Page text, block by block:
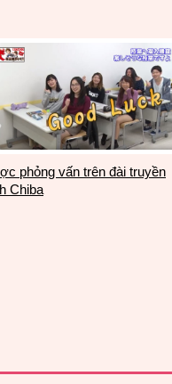
phỏng vấn trên đài truyền
Chiba